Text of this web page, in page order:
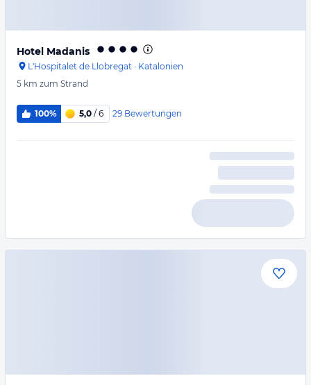
Hotel Madanis
L'Hospitalet de Llobregat · Katalonien
5 km zum Strand
100% 5,0 / 6 29 Bewertungen